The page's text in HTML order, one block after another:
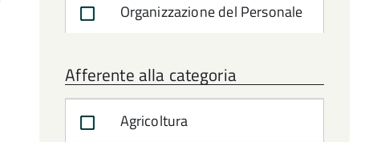
Selezione Unica
concessione
Procedure negoziate
Organizzazione del Personale
Afferente alla categoria
Agricoltura